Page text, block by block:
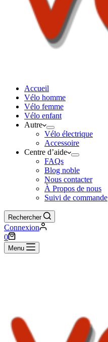
Accueil
Vélo homme
Vélo femme
Vélo enfant
Autre
Vélo électrique
Accessoire
Centre d’aide
FAQs
Blog noble
Nous contacter
À Propos de nous
Suivi de commande
Rechercher
Connexion
Panier
d’achat
0
Menu